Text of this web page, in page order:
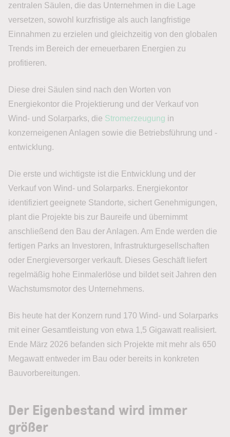
zentralen Säulen, die das Unternehmen in die Lage
versetzen, sowohl kurzfristige als auch langfristige
Einnahmen zu erzielen und gleichzeitig von den globalen
Trends im Bereich der erneuerbaren Energien zu
profitieren.
Diese drei Säulen sind nach den Worten von
Energiekontor die Projektierung und der Verkauf von
Wind- und Solarparks, die Stromerzeugung in
konzerneigenen Anlagen sowie die Betriebsführung und -
entwicklung.
Die erste und wichtigste ist die Entwicklung und der
Verkauf von Wind- und Solarparks. Energiekontor
identifiziert geeignete Standorte, sichert Genehmigungen,
plant die Projekte bis zur Baureife und übernimmt
anschließend den Bau der Anlagen. Am Ende werden die
fertigen Parks an Investoren, Infrastrukturgesellschaften
oder Energieversorger verkauft. Dieses Geschäft liefert
regelmäßig hohe Einmalerlöse und bildet seit Jahren den
Wachstumsmotor des Unternehmens.
Bis heute hat der Konzern rund 170 Wind- und Solarparks
mit einer Gesamtleistung von etwa 1,5 Gigawatt realisiert.
Ende März 2026 befanden sich Projekte mit mehr als 650
Megawatt entweder im Bau oder bereits in konkreten
Bauvorbereitungen.
Der Eigenbestand wird immer
größer